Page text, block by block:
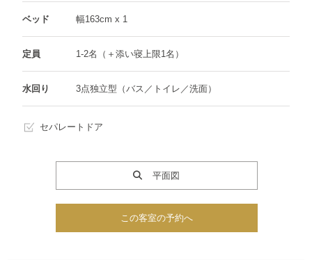
ベッド 幅163cm x 1
定員 1-2名（＋添い寝上限1名）
水回り 3点独立型（バス／トイレ／洗面）
セパレートドア
平面図
この客室の予約へ